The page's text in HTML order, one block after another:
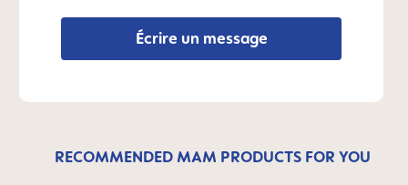
Écrire un message
RECOMMENDED MAM PRODUCTS FOR YOU